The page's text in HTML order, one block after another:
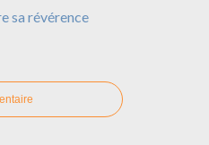
sa révérence